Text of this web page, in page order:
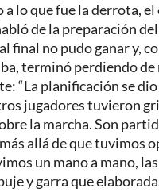
a lo que fue la derrota,
de la preparación
final no pudo ganar y,
terminó perdiendo de
“La planificación se
jugadores tuvieron
la marcha. Son
allá de que tuvimos
un mano a mano,
y garra que